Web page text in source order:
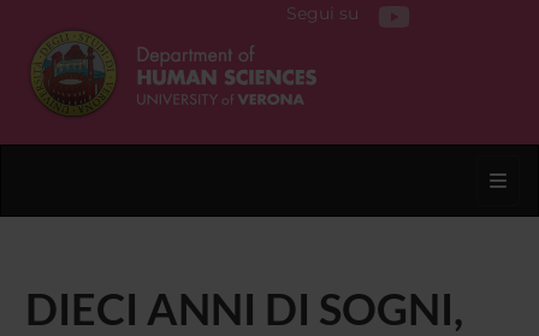
Segui su
DIECI ANNI DI SOGNI,